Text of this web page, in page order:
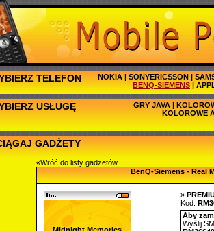
TELEFON NOKIA | SONYERICSSON |
BENQ-SIEMENS |
USŁUGĘ GRY JAVA |
KOLOROWE
GADŻETY
«Wróć do listy gadżetów
BenQ-Siemens - Real
»
Kod:
Aby
Wyślij